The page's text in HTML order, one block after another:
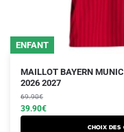
ENFANT
MAILLOT BAYERN
2026 2027
69.90€
Le
prix
initial
était :
39.90€
Le
prix
actuel
est :
Choix
Ce
produit
a
plusieurs